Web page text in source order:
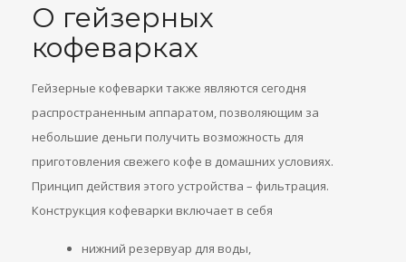
О гейзерных
кофеварках
Гейзерные кофеварки также являются сегодня
распространенным аппаратом, позволяющим за
небольшие деньги получить возможность для
приготовления свежего кофе в домашних условиях.
Принцип действия этого устройства – фильтрация.
Конструкция кофеварки включает в себя
нижний резервуар для воды,